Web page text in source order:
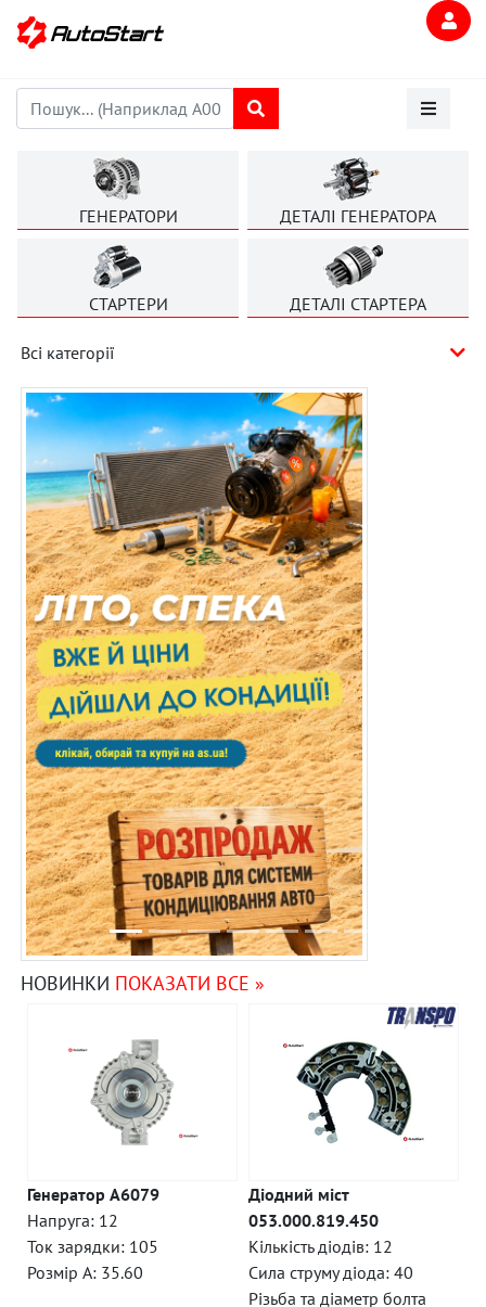
ГЕНЕРАТОРИ ДЕТАЛІ ГЕНЕРАТОРА
СТАРТЕРИ ДЕТАЛІ СТАРТЕРА
Всі категорії
НОВИНКИ ПОКАЗАТИ ВСЕ »
Генератор A6079
Напруга: 12
Ток зарядки: 105
Розмір A: 35.60
Діодний міст
053.000.819.450
Кількість діодів: 12
Сила струму діода: 40
Різьба та діаметр болта